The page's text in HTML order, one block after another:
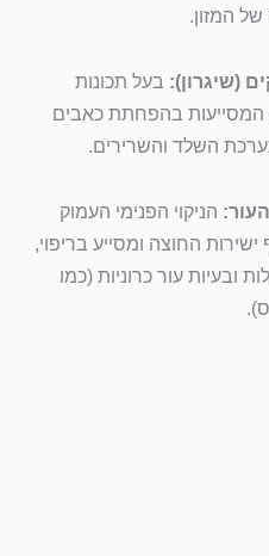
של המזון.
(שיגרון): בעל תכונות
המסייעות בהפחתת כאבים
השלד והשרירים.
הניקוי הפנימי העמוק
החוצה ומסייע בריפוי,
ובעיות עור כרוניות (כמו